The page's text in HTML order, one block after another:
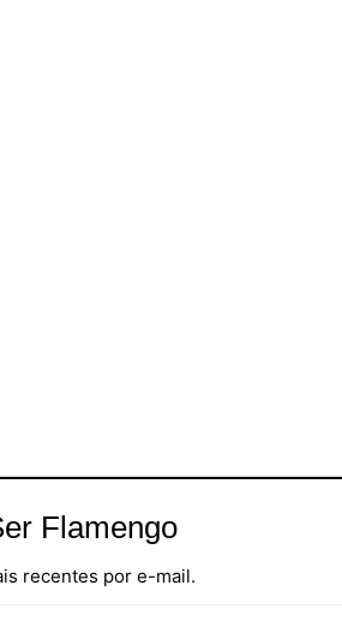
Flamengo
recentes por e-mail.